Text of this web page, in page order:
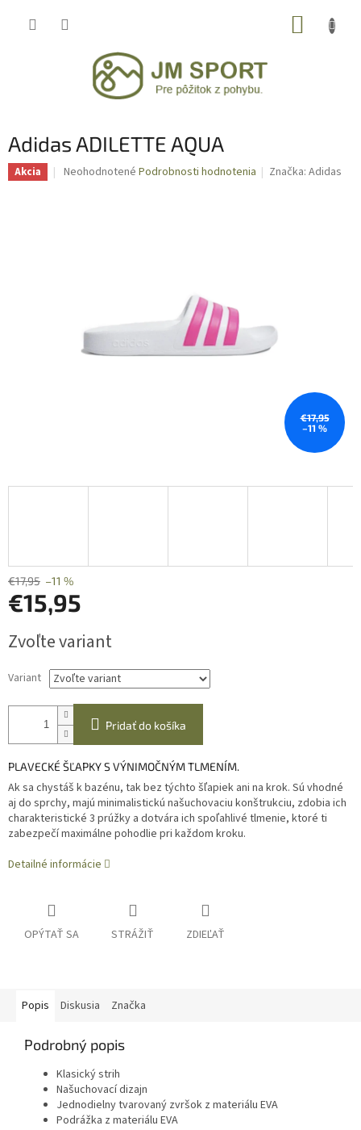
Adidas ADILETTE AQUA
Akcia
Priemerné
Neohodnotené Podrobnosti hodnotenia Značka:Adidas
€17,95
–11 %
€17,95 –11 %
€15,95
cena:
Zvoľte variant
Variant
Pridať do košíka
PLAVECKÉ ŠĽAPKY S VÝNIMOČNÝM TLMENÍM.
Ak sa chystáš k bazénu, tak bez týchto šľapiek ani na krok. Sú vhodné
aj do sprchy, majú minimalistickú našuchovaciu konštrukciu, zdobia ich
charakteristické 3 prúžky a dotvára ich spoľahlivé tlmenie, ktoré ti
zabezpečí maximálne pohodlie pri každom kroku.
Detailné informácie
OPÝTAŤ SA STRÁŽIŤ ZDIEĽAŤ
Popis Diskusia Značka
Podrobný popis
Klasický strih
Našuchovací dizajn
Jednodielny tvarovaný zvršok z materiálu EVA
Podrážka z materiálu EVA